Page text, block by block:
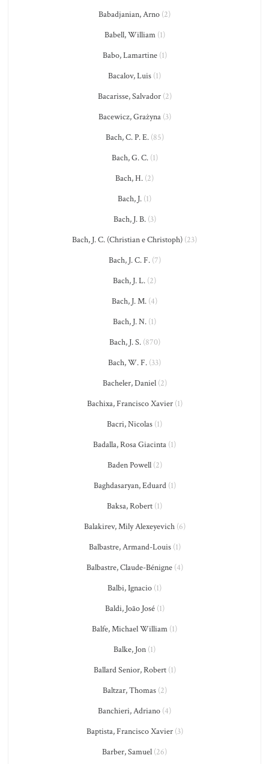
Babadjanian, Arno (2)
Babell, William(1)
Babo, Lamartine(1)
Bacalov, Luis (1)
Bacarisse, Salvador(2)
Bacewicz, Grażyna(3)
Bach, C. P. E.(85)
Bach, G. C.(1)
Bach, H. (2)
Bach, J. (1)
Bach, J. B.(3)
Bach, J. C. (Christian e Christoph) (23)
Bach, J. C. F.(7)
Bach, J. L. (2)
Bach, J. M. (4)
Bach, J. N. (1)
Bach, J. S.(870)
Bach, W. F. (33)
Bacheler, Daniel(2)
Bachixa, Francisco Xavier(1)
Bacri, Nicolas (1)
Badalla, Rosa Giacinta (1)
Baden Powell(2)
Baghdasaryan, Eduard(1)
Baksa, Robert (1)
Balakirev, Mily Alexeyevich(6)
Balbastre, Armand-Louis(1)
Balbastre, Claude-Bénigne(4)
Balbi, Ignacio (1)
Baldi, João José(1)
Balfe, Michael William (1)
Balke, Jon (1)
Ballard Senior, Robert(1)
Baltzar, Thomas(2)
Banchieri, Adriano (4)
Baptista, Francisco Xavier(3)
Barber, Samuel (26)